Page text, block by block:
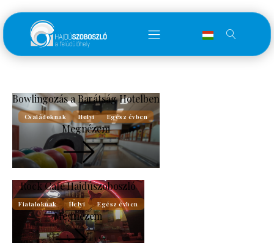
Bowlingozás a Barátság Hotelben
Családoknak Helyi Egész évben
Megnézem
Rock Cafe Hajdúszoboszló
Fiataloknak Helyi Egész évben
Megnézem